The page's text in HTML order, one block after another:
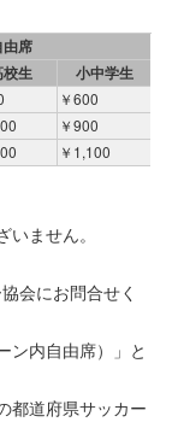
由席
校生 小中学生
￥600
￥900
￥1,100
ません。
会にお問合せく
ン内自由席）」と
都道府県サッカー